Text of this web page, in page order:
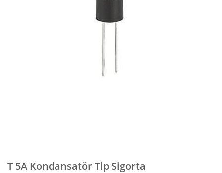
T 5A Kondansatör Tip Sigorta